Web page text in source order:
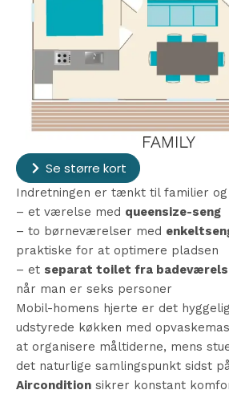
Se større kort
Indretningen er tænkt til familier
– et værelse med queensize-seng
– to børneværelser med
praktiske for at optimere pladsen
– et separat toilet fra
når man er seks personer
Mobil-homens hjerte er det
udstyrede køkken med
at organisere måltiderne, mens
det naturlige samlingspunkt sidst
Aircondition sikrer konstant